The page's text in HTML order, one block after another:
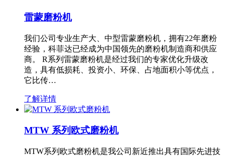
雷蒙磨粉机
我们公司专业生产大、中型雷蒙磨粉机，拥有22年磨粉
经验，科菲达已经成为中国领先的磨粉机制造商和供应
商。 R系列雷蒙磨粉机是经过我们的专家优化升级改
造，具有低损耗、投资小、环保、占地面积小等优点，
它比传…
了解详情
MTW 系列欧式磨粉机
MTW系列欧式磨粉机是我公司新近推出具有国际先进技